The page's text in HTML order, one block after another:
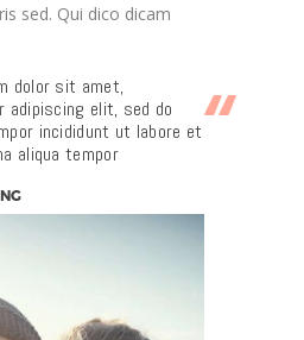
sed. Qui dico dicam
dolor sit amet,
adipiscing elit, sed do
incididunt ut labore et
aliqua tempor